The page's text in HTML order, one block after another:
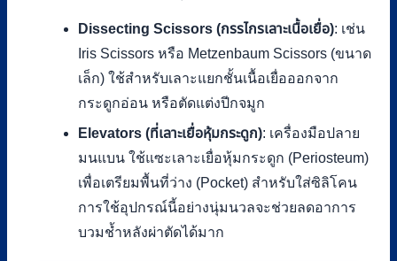
Dissecting Scissors (กรรไกรเลาะเนื้อเยื่อ): เช่น
Iris Scissors หรือ Metzenbaum Scissors (ขนาด
เล็ก) ใช้สำหรับเลาะแยกชั้นเนื้อเยื่อออกจาก
กระดูกอ่อน หรือตัดแต่งปีกจมูก
Elevators (ที่เลาะเยื่อหุ้มกระดูก): เครื่องมือปลาย
มนแบน ใช้แซะเลาะเยื่อหุ้มกระดูก (Periosteum)
เพื่อเตรียมพื้นที่ว่าง (Pocket) สำหรับใส่ซิลิโคน
การใช้อุปกรณ์นี้อย่างนุ่มนวลจะช่วยลดอาการ
บวมช้ำหลังผ่าตัดได้มาก